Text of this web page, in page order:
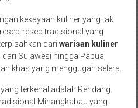
kekayaan kuliner yang tak
resep tradisional yang
dari warisan kuliner
Sulawesi hingga Papua,
khas yang menggugah selera.
terkenal adalah Rendang.
Minangkabau yang